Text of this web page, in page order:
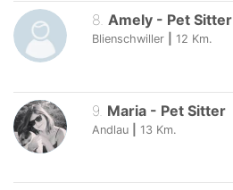
8. Amely - Pet Sitter
Blienschwiller 12 Km.
9 Maria - Pet Sitter
Andlau 13 Km.